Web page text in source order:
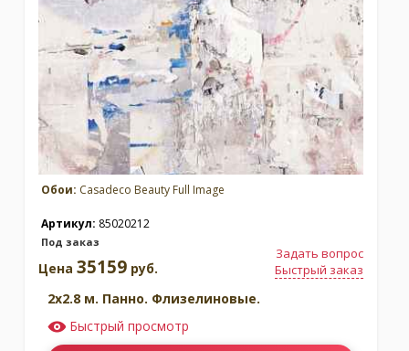
Обои: Casadeco Beauty Full Image
Артикул: 85020212
Под заказ
Задать вопрос
Быстрый заказ
Цена 35159 руб.
2x2.8 м. Панно. Флизелиновые.
Быстрый просмотр